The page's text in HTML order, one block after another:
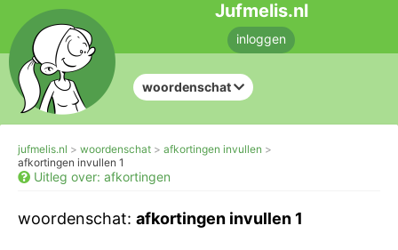
Jufmelis.nl
inloggen
woordenschat
jufmelis.nl woordenschat
afkortingen invullen
afkortingen invullen 1
Uitleg over: afkortingen
woordenschat: afkortingen invullen 1